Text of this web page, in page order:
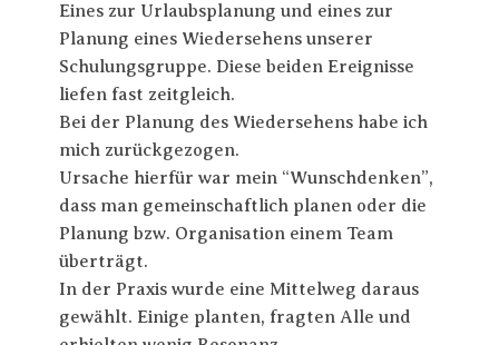
Eines zur Urlaubsplanung und eines zur
Planung eines Wiedersehens unserer
Schulungsgruppe. Diese beiden Ereignisse
liefen fast zeitgleich.
Bei der Planung des Wiedersehens habe ich
mich zurückgezogen.
Ursache hierfür war mein “Wunschdenken”,
dass man gemeinschaftlich planen oder die
Planung bzw. Organisation einem Team
überträgt.
In der Praxis wurde eine Mittelweg daraus
gewählt. Einige planten, fragten Alle und